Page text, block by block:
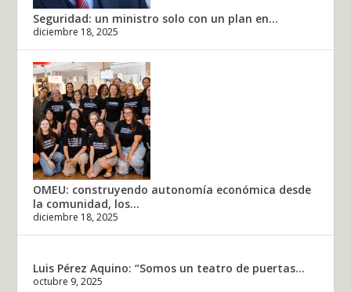
Seguridad: un ministro solo con un plan en...
diciembre 18, 2025
OMEU: construyendo autonomía económica desde
la comunidad, los...
diciembre 18, 2025
Luis Pérez Aquino: “Somos un teatro de puertas...
octubre 9, 2025